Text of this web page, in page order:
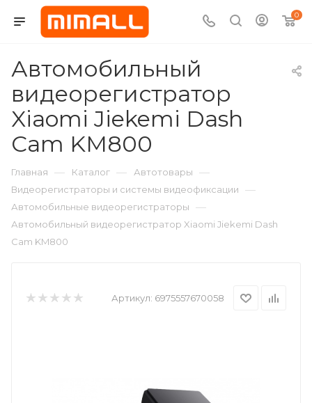
0
Автомобильный
видеорегистратор
Xiaomi Jiekemi Dash
Cam KM800
Главная — Каталог — Автотовары —
Видеорегистраторы и системы видеофиксации —
Автомобильные видеорегистраторы —
Автомобильный видеорегистратор Xiaomi Jiekemi Dash
Cam KM800
Артикул: 6975557670058